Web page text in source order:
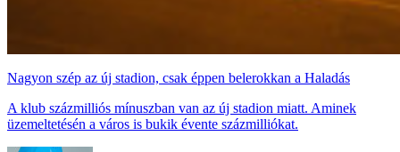
Nagyon szép az új stadion, csak éppen belerokkan a Haladás
A klub százmilliós mínuszban van az új stadion miatt. Aminek
üzemeltetésén a város is bukik évente százmilliókat.